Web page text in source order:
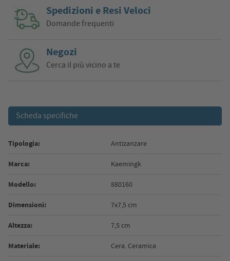
Spedizioni e Resi Veloci
Domande frequenti
Negozi
Cerca il più vicino a te
Scheda specifiche
Tipologia: Antizanzare
Marca: Kaemingk
Modello: 880160
Dimensioni: 7x7,5 cm
Altezza: 7,5 cm
Materiale: Cera. Ceramica